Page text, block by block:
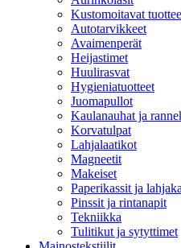
Kustomoitavat
Autotarvikkeet
Avaimenperät
Heijastimet
Huulirasvat
Hygieniatuotteet
Juomapullot
Kaulanauhat ja
Korvatulpat
Lahjalaatikot
Magneetit
Makeiset
Paperikassit ja
Pinssit ja rintanapit
Tekniikka
Tulitikut ja sytyttimet